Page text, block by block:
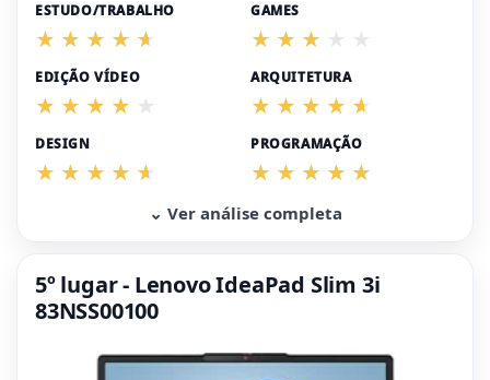
ESTUDO/TRABALHO GAMES
EDIÇÃO VÍDEO ARQUITETURA
DESIGN PROGRAMAÇÃO
⌄ Ver análise completa
5º lugar - Lenovo IdeaPad Slim 3i
83NSS00100